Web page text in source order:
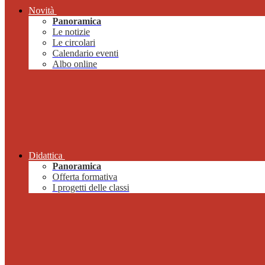
Novità
Panoramica
Le notizie
Le circolari
Calendario eventi
Albo online
Didattica
Panoramica
Offerta formativa
I progetti delle classi